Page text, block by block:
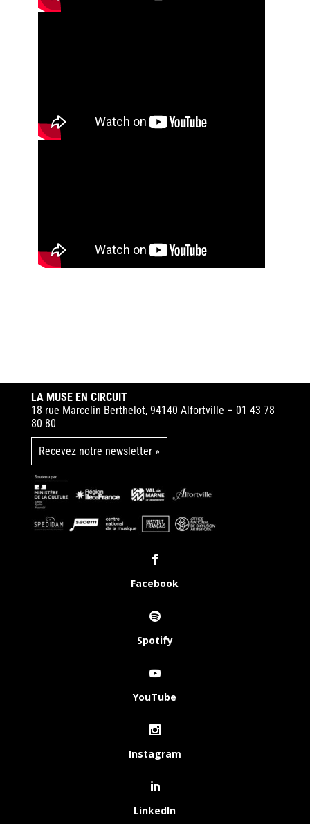
LA MUSE EN CIRCUIT
18 rue Marcelin Berthelot, 94140 Alfortville – 01 43 78
80 80
Recevez notre newsletter »
Facebook
Spotify
YouTube
Instagram
LinkedIn